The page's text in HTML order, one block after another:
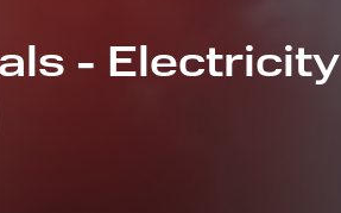
- Electricity